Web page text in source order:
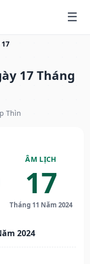
17 Tháng
Thìn
ÂM LỊCH
17
Tháng 11 Năm 2024
2024